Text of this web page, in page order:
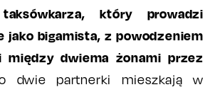
który prowadzi
jako bigamista, z powodzeniem
między dwiema żonami przez
dwie partnerki mieszkają w